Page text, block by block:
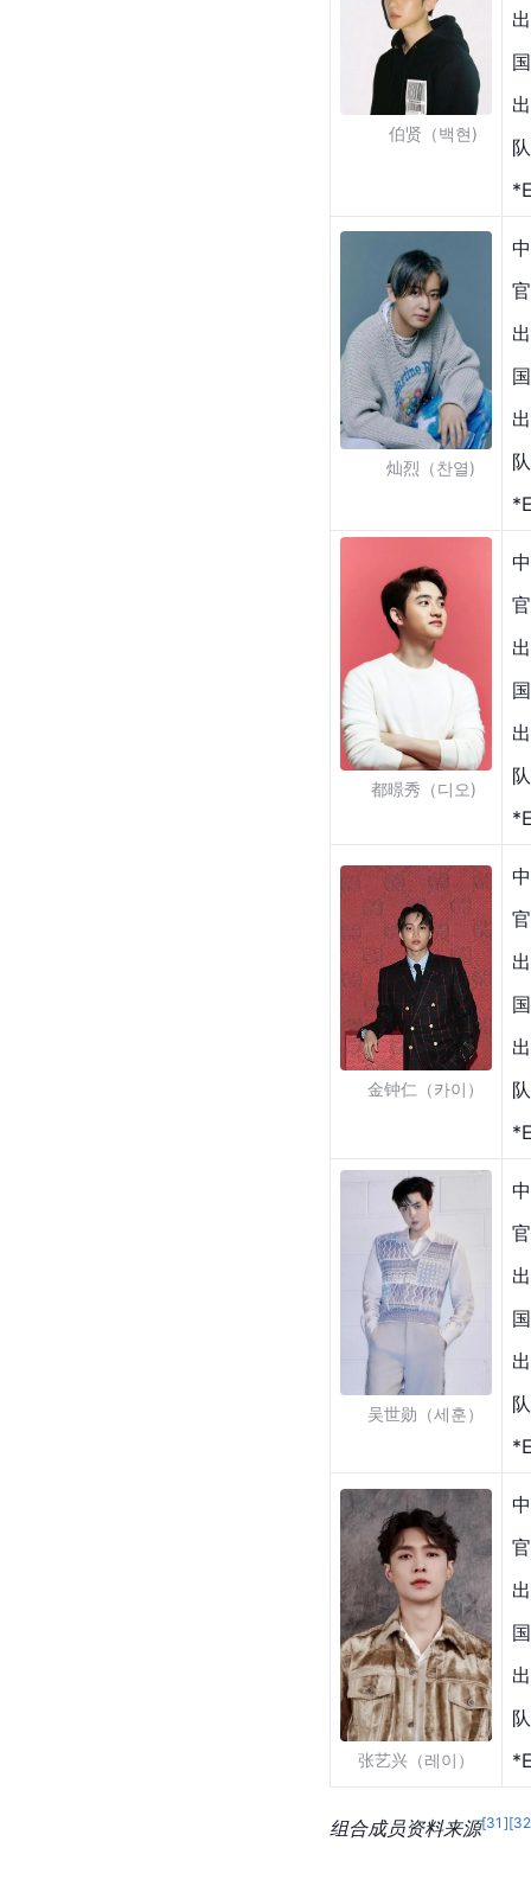
       伯贤（백현)
      灿烈（찬열)
   都暻秀（디오)
    金钟仁（카이）
    吴世勋（세훈）
张艺兴（레이）
组合成员资料来源[31 ][32